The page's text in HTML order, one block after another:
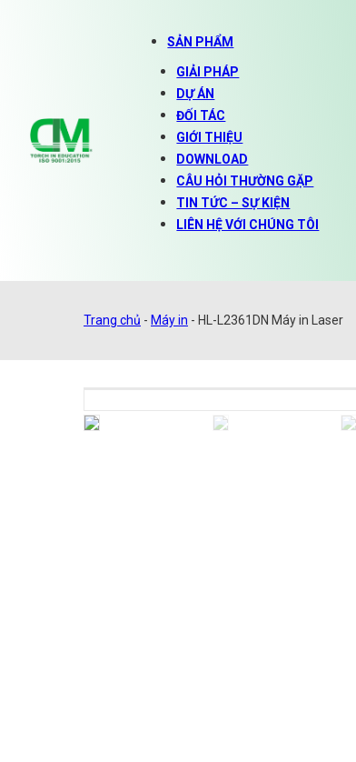
SẢN PHẨM
GIẢI PHÁP
DỰ ÁN
ĐỐI TÁC
GIỚI THIỆU
DOWNLOAD
CÂU HỎI THƯỜNG GẶP
TIN TỨC – SỰ KIỆN
LIÊN HỆ VỚI CHÚNG TÔI
Trang chủ - Máy in - HL-L2361DN Máy in Laser